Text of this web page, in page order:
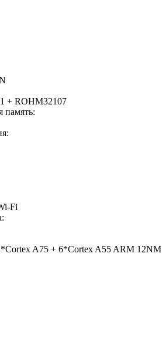
+ ROHM32107
память:
Fi
A75 + 6*Cortex A55 ARM 12NM